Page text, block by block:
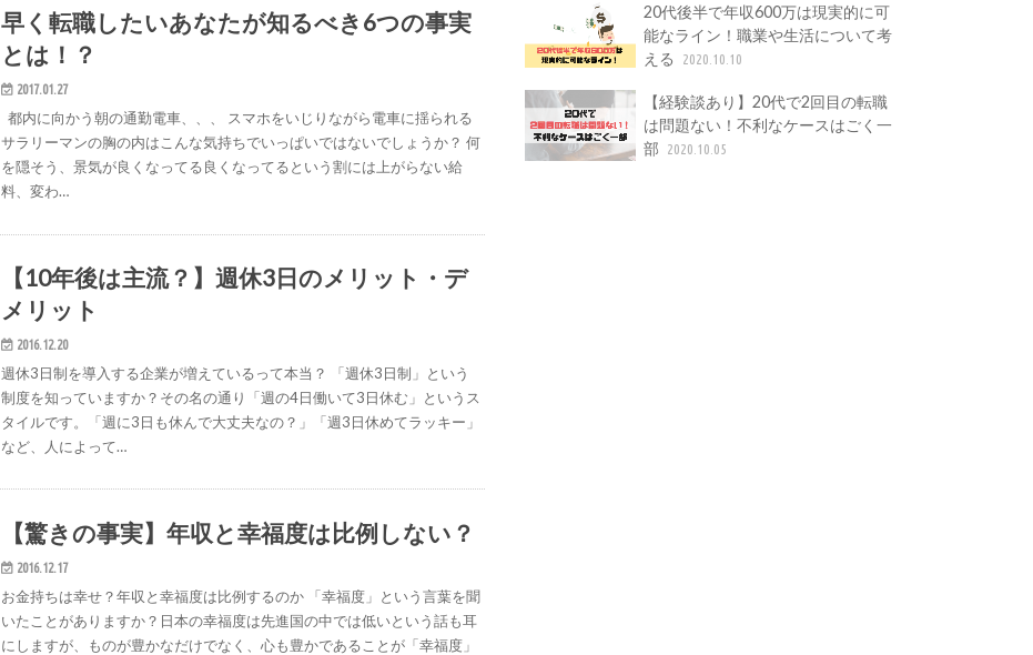
早く転職したいあなたが知るべき6つの事実
とは！？
2017.01.27
都内に向かう朝の通勤電車、、、 スマホをいじりながら電車に揺られる
サラリーマンの胸の内はこんな気持ちでいっぱいではないでしょうか？ 何
を隠そう、景気が良くなってる良くなってるという割には上がらない給
料、変わ…
【10年後は主流？】週休3日のメリット・デ
メリット
2016.12.20
週休3日制を導入する企業が増えているって本当？ 「週休3日制」という
制度を知っていますか？その名の通り「週の4日働いて3日休む」というス
タイルです。「週に3日も休んで大丈夫なの？」「週3日休めてラッキー」
など、人によって…
【驚きの事実】年収と幸福度は比例しない？
2016.12.17
お金持ちは幸せ？年収と幸福度は比例するのか 「幸福度」という言葉を聞
いたことがありますか？日本の幸福度は先進国の中では低いという話も耳
にしますが、ものが豊かなだけでなく、心も豊かであることが「幸福度」
20代後半で年収600万は現実的に可
能なライン！職業や生活について考
える
2020.10.10
【経験談あり】20代で2回目の転職
は問題ない！不利なケースはごく一
部
2020.10.05